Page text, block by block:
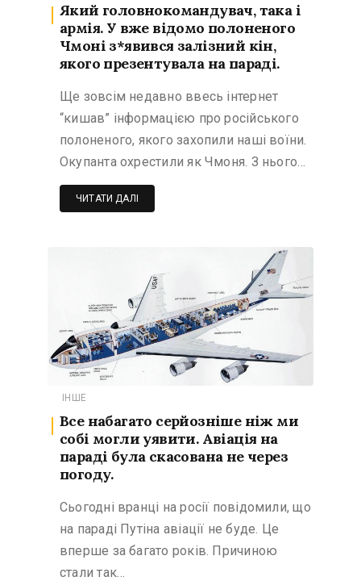
Який головнокомандувач, така і
армія. У вже відомо полоненого
Чмоні з*явився залізний кін,
якого презентувала на параді.
Ще зовсім недавно ввесь інтернет
“кишав” інформацією про російського
полоненого, якого захопили наші воїни.
Окупанта охрестили як Чмоня. З нього…
ЧИТАТИ ДАЛІ
ІНШЕ
Все набагато серйозніше ніж ми
собі могли уявити. Авіація на
параді була скасована не через
погоду.
Сьогодні вранці на росії повідомили, що
на параді Путіна авіації не буде. Це
вперше за багато років. Причиною
стали так…